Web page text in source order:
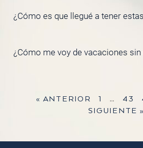
¿Cómo es que llegué a tener
¿Cómo me voy de vacaciones sin
« ANTERIOR 1 … 43
SIGUIENTE »